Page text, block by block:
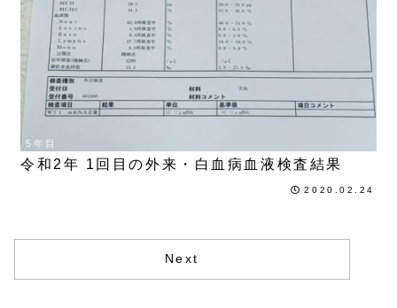
5年目
令和2年 1回目の外来・白血病血液検査結果
2020.02.24
Next